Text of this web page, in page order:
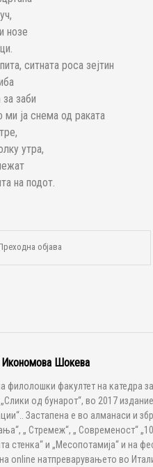
нозе
ситната роса зејтин
за заби
ја снема од раката
утра,
на подот.
објава
Икономова Шокева
филолошки факултет на катедра
„Слики од бунарот“, во 2017
Застапена е во алманаси и
„ Стремеж“, „ Современост“
стенка“ и „Месопотамија“ и на
online натпреварувањето во